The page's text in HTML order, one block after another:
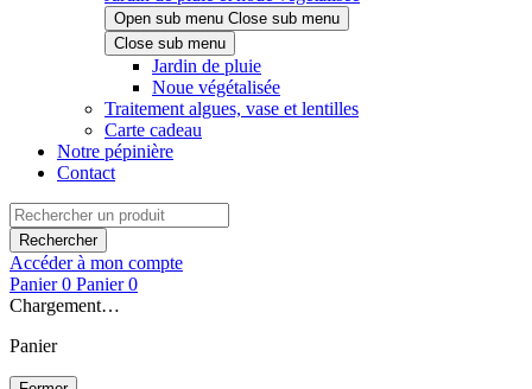
Open sub menu Close sub menu
Close sub menu
Jardin de pluie
Noue végétalisée
Traitement algues, vase et lentilles
Carte cadeau
Notre pépinière
Contact
Rechercher
Accéder à mon compte
Panier 0 Panier 0
Chargement…
Panier